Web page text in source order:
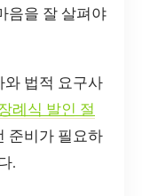
음을 잘 살펴야
와 법적 요구사
례식 발인 절
준비가 필요하
.